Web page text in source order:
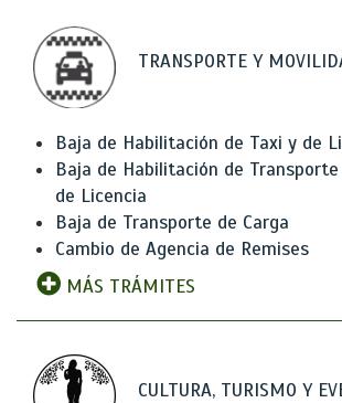
TRANSPORTE Y
Baja de Habilitación de Taxi y de
Baja de Habilitación de
de Licencia
Baja de Transporte de Carga
Cambio de Agencia de Remises
MÁS TRÁMITES
CULTURA, TURISMO Y